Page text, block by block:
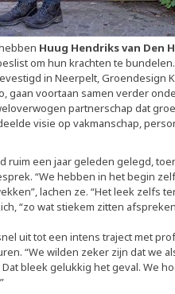
Huug Hendriks van Den
om hun krachten te
in Neerpelt, Groendesign
gaan voortaan samen verder
partnerschap dat
visie op vakmanschap,
ruim een jaar geleden gelegd,
“We hebben in het begin
lachen ze. “Het leek zelfs
“zo wat stiekem zitten
uit tot een intens traject met
“We wilden zeker zijn dat we
bleek gelukkig het geval. We